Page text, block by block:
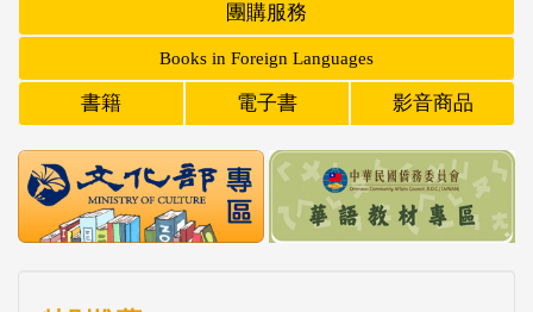
團購服務
Books in Foreign Languages
書籍 電子書 影音商品